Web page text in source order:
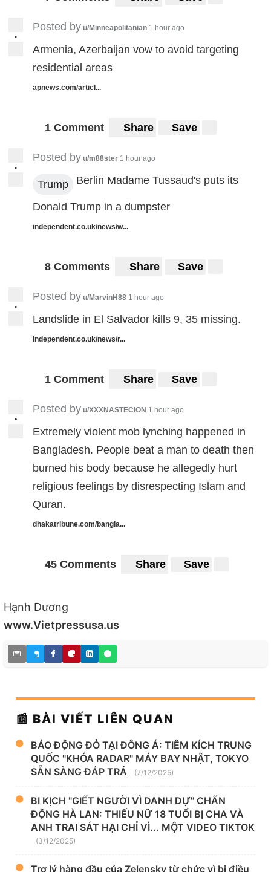
•
Posted by u/Minneapolitanian 1 hour ago
Armenia, Azerbaijan vow to avoid targeting
residential areas
apnews.com/articl...
1 Comment Share Save
•
Posted by u/m88ster 1 hour ago
Trump Berlin Madame Tussaud's puts its
Donald Trump in a dumpster
independent.co.uk/news/w...
8 Comments Share Save
•
Posted by u/MarvinH88 1 hour ago
Landslide in El Salvador kills 9, 35 missing.
independent.co.uk/news/r...
1 Comment Share Save
•
Posted by u/XXXNASTECION 1 hour ago
Extremely violent mob lynching happened in
Bangladesh. People beat a man to death then
burned his body because he allegedly hurt
religious feelings by disrespecting Islam and
Quran.
dhakatribune.com/bangla...
45 Comments Share Save
Hạnh Dương
www.Vietpressusa.us
📰 BÀI VIẾT LIÊN QUAN
BÁO ĐỘNG ĐỎ TẠI ĐÔNG Á: TIÊM KÍCH TRUNG
QUỐC "KHÓA RADAR" MÁY BAY NHẬT, TOKYO
SẴN SÀNG ĐÁP TRẢ
(7/12/2025)
BI KỊCH "GIẾT NGƯỜI VÌ DANH DỰ" CHẤN
ĐỘNG HÀ LAN: THIẾU NỮ 18 TUỔI BỊ CHA VÀ
ANH TRAI SÁT HẠI CHỈ VÌ... MỘT VIDEO TIKTOK
(3/12/2025)
Trợ lý hàng đầu của Zelensky từ chức vì bị điều